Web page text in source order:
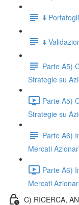
⬇️
⬇️
Parte A5)
Strategie su
Parte A5)
Strategie su
Parte A6)
Mercati
Parte A6)
Mercati
C) RICERCA,